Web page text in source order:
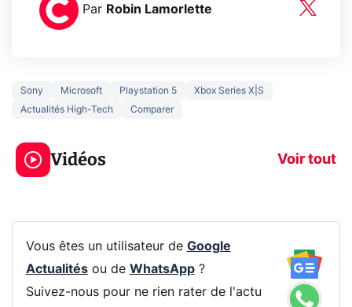
Par Robin Lamorlette
Sony Microsoft Playstation 5
Xbox Series X|S
Actualités High-Tech
Comparer
Vidéos Voir tout
3 écrans en 1 pour
319€ ? Voici L'AOC
CQ32G4ZA !
prochaine
Vous êtes un utilisateur de Google
Actualitésou de WhatsApp?
Suivez-nous pour ne rien rater de l'actu